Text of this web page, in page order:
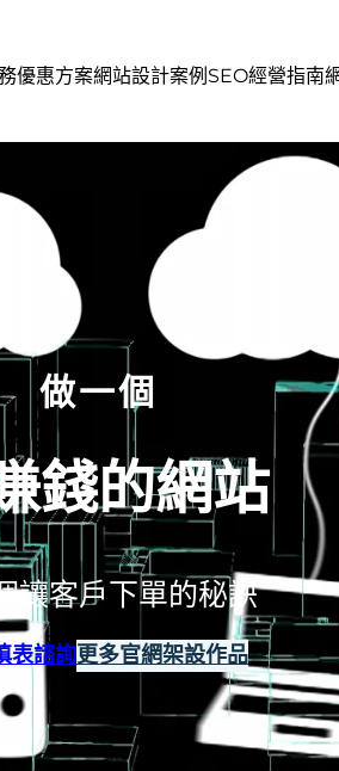
優惠方案網站設計案例 SEO經營指南
做一個
錢的網站
讓客戶下單的秘訣
表諮詢更多官網架設作品